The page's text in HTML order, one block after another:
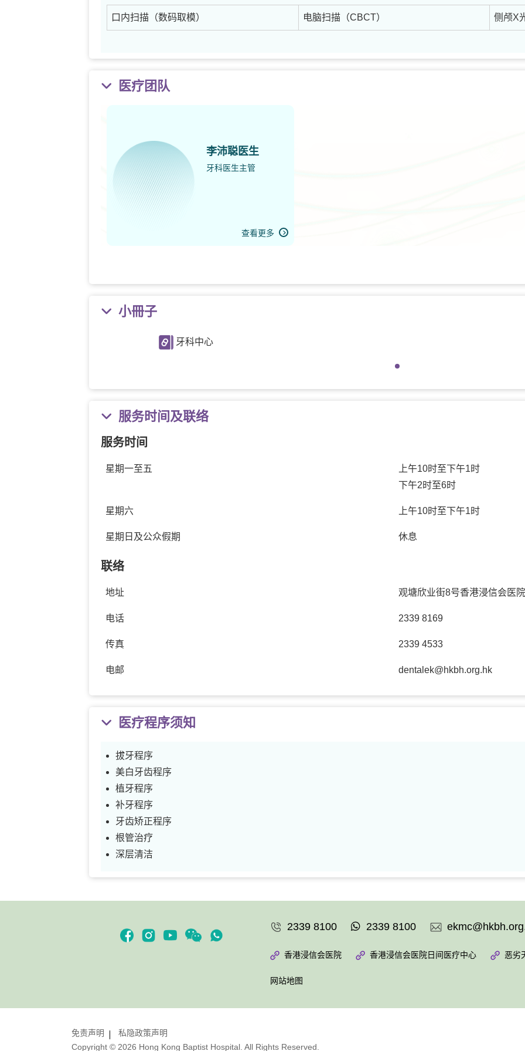
口内扫描（数码取模） 电脑扫描（CBCT） 侧颅X
医疗团队
李沛聪医生
牙科医生主管
查看更多
小冊子
牙科中心
服务时间及联络
服务时间
星期一至五
上午10时至下午1时
下午2时至6时
星期六 上午10时至下午1时
星期日及公众假期 休息
联络
地址 观塘欣业街8号香港浸信会医
电话 2339 8169
传真 2339 4533
电邮 dentalek@hkbh.org.hk
医疗程序须知
拔牙程序
美白牙齿程序
植牙程序
补牙程序
牙齿矫正程序
根管治疗
深层清洁
2339 8100 2339 8100
香港浸信会医院 香港浸信会医院日间医疗中心 恶劣
网站地图
Copyright © 2026 Hong Kong Baptist Hospital. All Rights Reserved.
免责声明 私隐政策声明